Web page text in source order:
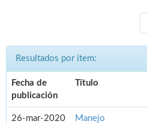
Resultados por ítem:
Fecha de
publicación
Título
26-mar-2020
Manejo